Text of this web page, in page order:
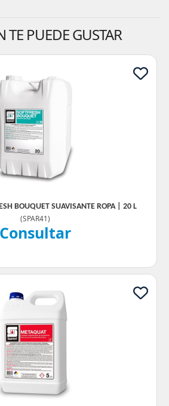
TE PUEDE GUSTAR
BOUQUET SUAVISANTE ROPA | 20 L
(SPAR41)
Consultar